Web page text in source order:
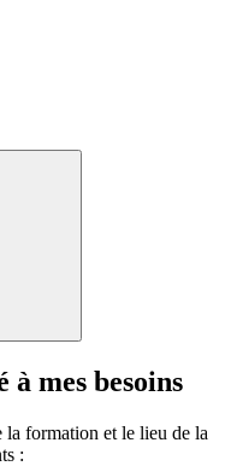
mes besoins
formation et le lieu de la
: